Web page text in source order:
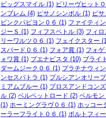
ビッグスマイル (1) ビリーヴヒット
ンブレム (4) ピサノシンボル (1) ピ
ピンクパピヨン０６ (1) ファイティ
ジーＳ (1) フィフスペトル (3) フィ
リーワルツ０６ (1) フェイクスター
スバード０６ (1) フォア賞 (1) フォ
ォワ賞 (1) ブエナビスタ (10) ブライ
ダームジーク０６ (1) プラチナウィ
ンセスパトラ (1) プルシアンオリー
ミアムブルー (1) プロスアンドコン
ル (2) ベルベットロード (2) ベルモン
(1) ホーミングラヴ０６ (1) ホッコー
ーラーフライト０６ (1) ポルトフィ